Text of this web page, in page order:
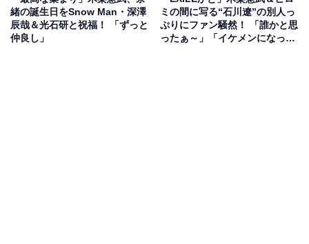
緒の誕生日をSnow Man・深澤
辰哉＆光石研と祝福！ 「ずっと
仲良し」
ミの間に写る“石川遼”の別人っ
ぷりにファン騒然！ 「誰かと思
ったぁ～」「イケメンになって